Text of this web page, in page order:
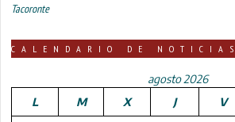
Tacoronte
CALENDARIO DE NOTICIAS
agosto 2026
L
M X J V